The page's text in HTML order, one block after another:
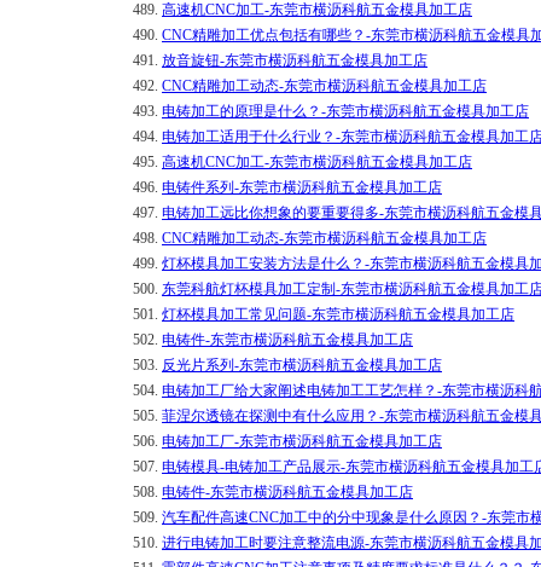
489. 高速机CNC加工-东莞市横沥科航五金模具加工店
490. CNC精雕加工优点包括有哪些？-东莞市横沥科航五金模具
491. 放音旋钮-东莞市横沥科航五金模具加工店
492. CNC精雕加工动态-东莞市横沥科航五金模具加工店
493. 电铸加工的原理是什么？-东莞市横沥科航五金模具加工店
494. 电铸加工适用于什么行业？-东莞市横沥科航五金模具加工
495. 高速机CNC加工-东莞市横沥科航五金模具加工店
496. 电铸件系列-东莞市横沥科航五金模具加工店
497. 电铸加工远比你想象的要重要得多-东莞市横沥科航五金模
498. CNC精雕加工动态-东莞市横沥科航五金模具加工店
499. 灯杯模具加工安装方法是什么？-东莞市横沥科航五金模具
500. 东莞科航灯杯模具加工定制-东莞市横沥科航五金模具加工
501. 灯杯模具加工常见问题-东莞市横沥科航五金模具加工店
502. 电铸件-东莞市横沥科航五金模具加工店
503. 反光片系列-东莞市横沥科航五金模具加工店
504. 电铸加工厂给大家阐述电铸加工工艺怎样？-东莞市横沥科
505. 菲涅尔透镜在探测中有什么应用？-东莞市横沥科航五金模
506. 电铸加工厂-东莞市横沥科航五金模具加工店
507. 电铸模具-电铸加工产品展示-东莞市横沥科航五金模具加工
508. 电铸件-东莞市横沥科航五金模具加工店
509. 汽车配件高速CNC加工中的分中现象是什么原因？-东莞市
510. 进行电铸加工时要注意整流电源-东莞市横沥科航五金模具